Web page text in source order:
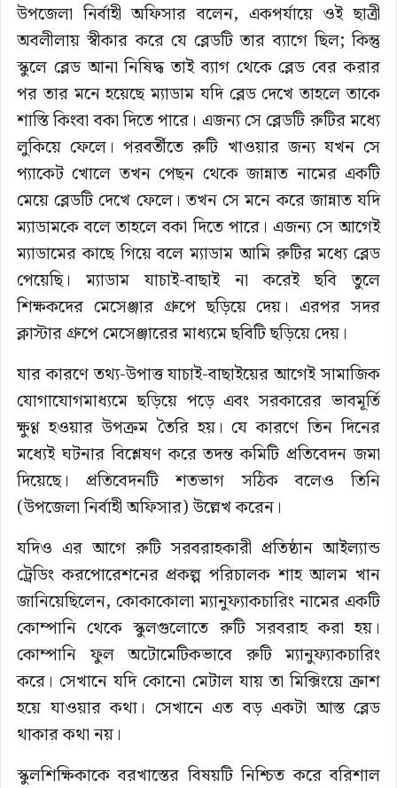
উপজেলা নির্বাহী অফিসার বলেন, একপর্যায়ে ওই ছাত্রী
অবলীলায় স্বীকার করে যে ব্লেডটি তার ব্যাগে ছিল; কিন্তু
স্কুলে ব্লেড আনা নিষিদ্ধ তাই ব্যাগ থেকে ব্লেড বের করার
পর তার মনে হয়েছে ম্যাডাম যদি ব্লেড দেখে তাহলে তাকে
শাস্তি কিংবা বকা দিতে পারে। এজন্য সে ব্লেডটি রুটির মধ্যে
লুকিয়ে ফেলে। পরবর্তীতে রুটি খাওয়ার জন্য যখন সে
প্যাকেট খোলে তখন পেছন থেকে জান্নাত নামের একটি
মেয়ে ব্লেডটি দেখে ফেলে। তখন সে মনে করে জান্নাত যদি
ম্যাডামকে বলে তাহলে বকা দিতে পারে। এজন্য সে আগেই
ম্যাডামের কাছে গিয়ে বলে ম্যাডাম আমি রুটির মধ্যে ব্লেড
পেয়েছি। ম্যাডাম যাচাই-বাছাই না করেই ছবি তুলে
শিক্ষকদের মেসেঞ্জার গ্রুপে ছড়িয়ে দেয়। এরপর সদর
ক্লাস্টার গ্রুপে মেসেঞ্জারের মাধ্যমে ছবিটি ছড়িয়ে দেয়।
যার কারণে তথ্য-উপাত্ত যাচাই-বাছাইয়ের আগেই সামাজিক
যোগাযোগমাধ্যমে ছড়িয়ে পড়ে এবং সরকারের ভাবমূর্তি
ক্ষুণ্ণ হওয়ার উপক্রম তৈরি হয়। যে কারণে তিন দিনের
মধ্যেই ঘটনার বিশ্লেষণ করে তদন্ত কমিটি প্রতিবেদন জমা
দিয়েছে। প্রতিবেদনটি শতভাগ সঠিক বলেও তিনি
(উপজেলা নির্বাহী অফিসার) উল্লেখ করেন।
যদিও এর আগে রুটি সরবরাহকারী প্রতিষ্ঠান আইল্যান্ড
ট্রেডিং করপোরেশনের প্রকল্প পরিচালক শাহ আলম খান
জানিয়েছিলেন, কোকাকোলা ম্যানুফ্যাকচারিং নামের একটি
কোম্পানি থেকে স্কুলগুলোতে রুটি সরবরাহ করা হয়।
কোম্পানি ফুল অটোমেটিকভাবে রুটি ম্যানুফ্যাকচারিং
করে। সেখানে যদি কোনো মেটাল যায় তা মিক্সিংয়ে ক্রাশ
হয়ে যাওয়ার কথা। সেখানে এত বড় একটা আস্ত ব্লেড
থাকার কথা নয়।
স্কুলশিক্ষিকাকে বরখাস্তের বিষয়টি নিশ্চিত করে বরিশাল